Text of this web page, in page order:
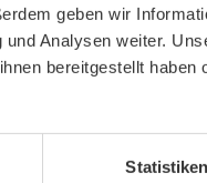
geben wir
Analysen weiter.
bereitgestellt
Statistiken